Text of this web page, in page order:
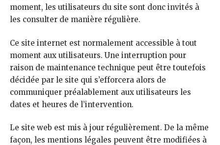
moment, les utilisateurs du site sont donc invités à
les consulter de manière régulière.
Ce site internet est normalement accessible à tout
moment aux utilisateurs. Une interruption pour
raison de maintenance technique peut être toutefois
décidée par le site qui s’efforcera alors de
communiquer préalablement aux utilisateurs les
dates et heures de l’intervention.
Le site web est mis à jour régulièrement. De la même
façon, les mentions légales peuvent être modifiées à